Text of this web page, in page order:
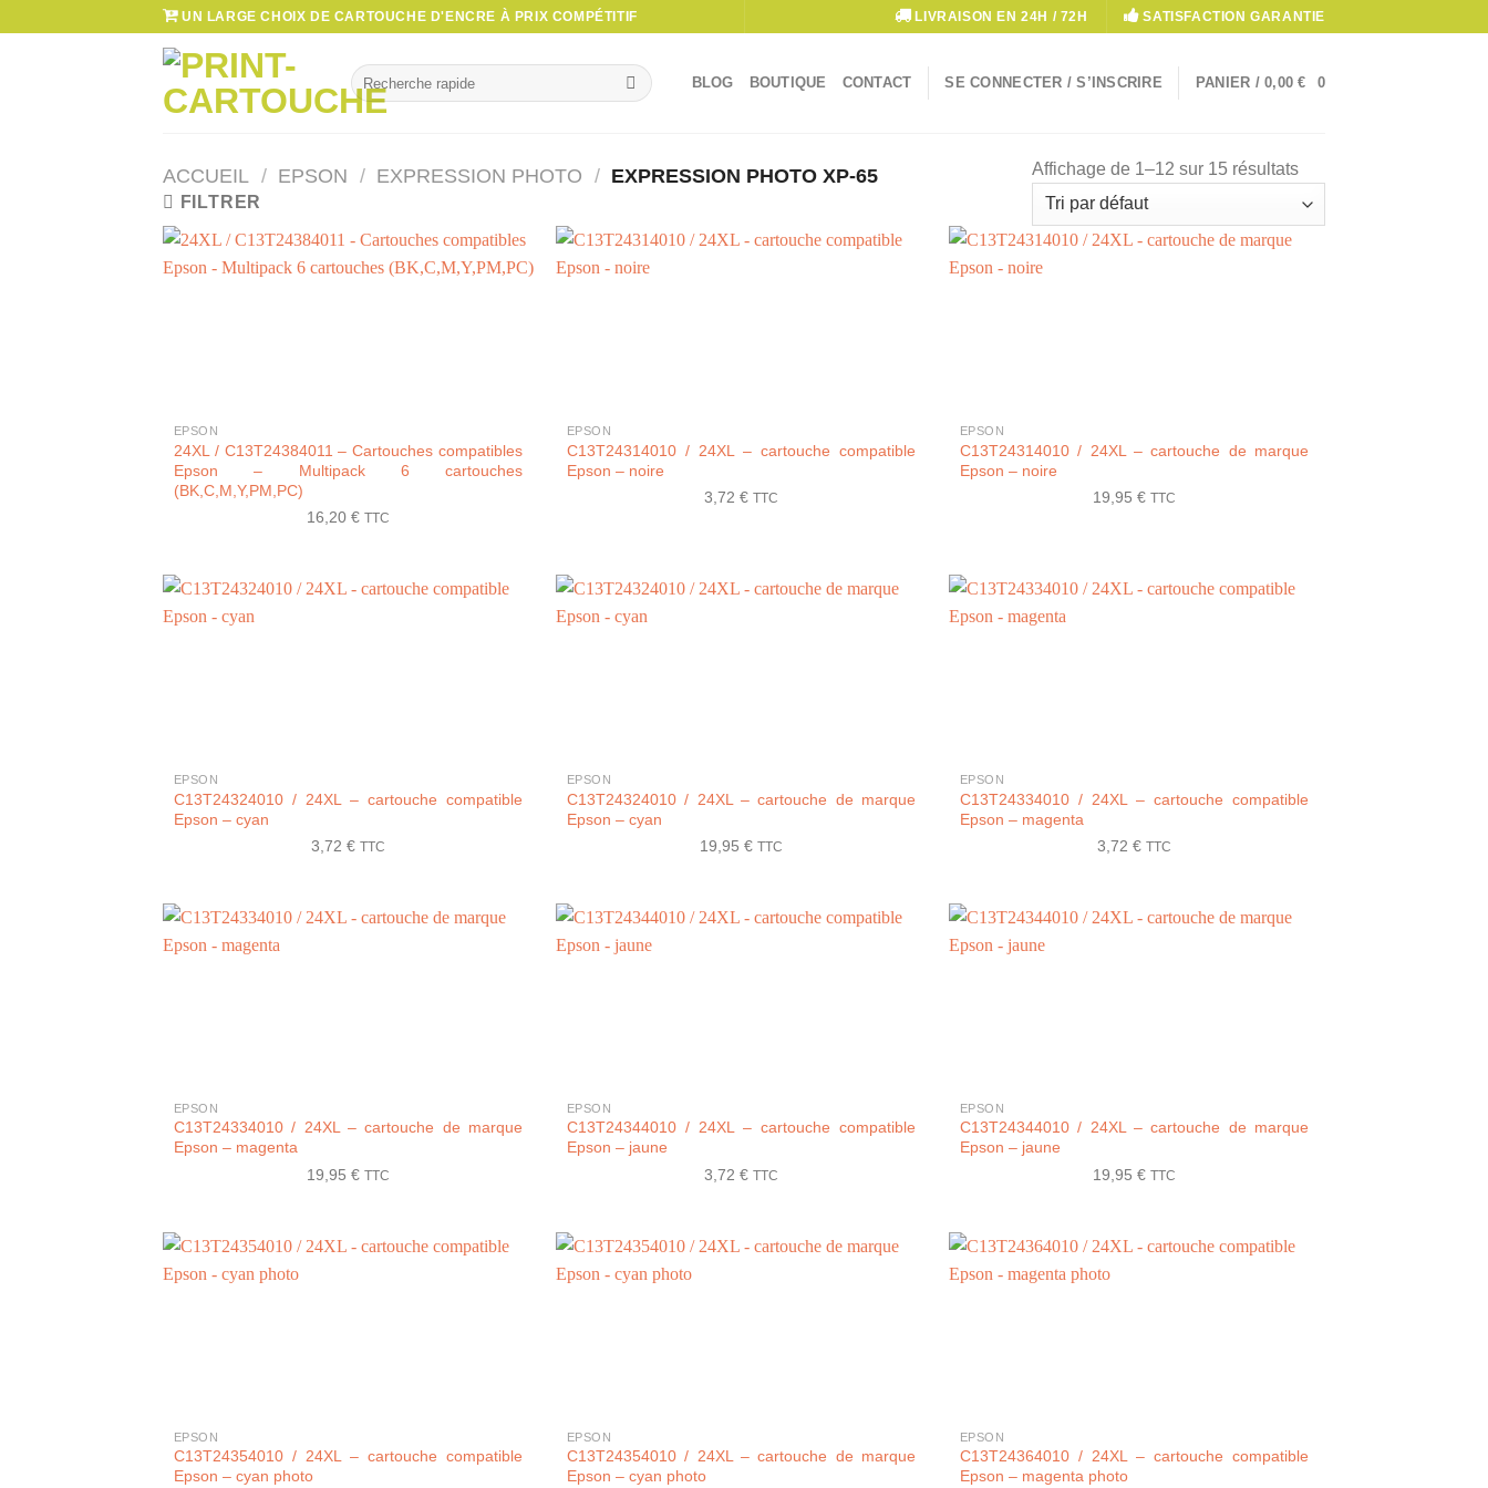
UN LARGE CHOIX DE CARTOUCHE D'ENCRE À PRIX COMPÉTITIF LIVRAISON EN 24H / 72H SATISFACTION GARANTIE
Recherche
pour :
BLOG BOUTIQUE CONTACT SE CONNECTER / S’INSCRIRE PANIER /0,00€ 0
ACCUEIL / EPSON / EXPRESSION PHOTO / EXPRESSION PHOTO XP-65
FILTRER
Affichage de 1–12 sur 15 résultats
EPSON
24XL / C13T24384011 – Cartouches compatibles
Epson – Multipack 6 cartouches
(BK,C,M,Y,PM,PC)
16,20 € TTC
EPSON
C13T24314010 / 24XL – cartouche compatible
Epson – noire
3,72 € TTC
EPSON
C13T24314010 / 24XL – cartouche de marque
Epson – noire
19,95 € TTC
EPSON
C13T24324010 / 24XL – cartouche compatible
Epson – cyan
3,72 € TTC
EPSON
C13T24324010 / 24XL – cartouche de marque
Epson – cyan
19,95 € TTC
EPSON
C13T24334010 / 24XL – cartouche compatible
Epson – magenta
3,72 € TTC
EPSON
C13T24334010 / 24XL – cartouche de marque
Epson – magenta
19,95 € TTC
EPSON
C13T24344010 / 24XL – cartouche compatible
Epson – jaune
3,72 € TTC
EPSON
C13T24344010 / 24XL – cartouche de marque
Epson – jaune
19,95 € TTC
EPSON
C13T24354010 / 24XL – cartouche compatible
Epson – cyan photo
EPSON
C13T24354010 / 24XL – cartouche de marque
Epson – cyan photo
EPSON
C13T24364010 / 24XL – cartouche compatible
Epson – magenta photo